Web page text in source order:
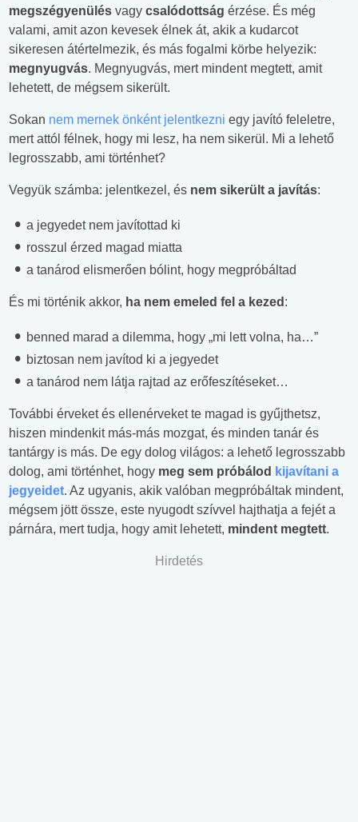
megszégyenülés vagy csalódottság érzése. És még
valami, amit azon kevesek élnek át, akik a kudarcot
sikeresen átértelmezik, és más fogalmi körbe helyezik:
megnyugvás. Megnyugvás, mert mindent megtett, amit
lehetett, de mégsem sikerült.
Sokan nem mernek önként jelentkezni egy javító feleletre,
mert attól félnek, hogy mi lesz, ha nem sikerül. Mi a lehető
legrosszabb, ami történhet?
Vegyük számba: jelentkezel, és nem sikerült a javítás:
a jegyedet nem javítottad ki
rosszul érzed magad miatta
a tanárod elismerően bólint, hogy megpróbáltad
És mi történik akkor, ha nem emeled fel a kezed :
benned marad a dilemma, hogy „mi lett volna, ha…”
biztosan nem javítod ki a jegyedet
a tanárod nem látja rajtad az erőfeszítéseket…
További érveket és ellenérveket te magad is gyűjthetsz,
hiszen mindenkit más-más mozgat, és minden tanár és
tantárgy is más. De egy dolog világos: a lehető legrosszabb
dolog, ami történhet, hogy meg sem próbálod kijavítani a
jegyeidet. Az ugyanis, akik valóban megpróbáltak mindent,
mégsem jött össze, este nyugodt szívvel hajthatja a fejét a
párnára, mert tudja, hogy amit lehetett, mindent megtett.
Hirdetés